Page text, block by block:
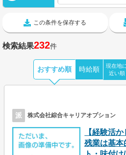
この条件を保存する
検索結果232件
おすすめ順 時給順
現在地
近い順
派 株式会社綜合キャリアオプション
【経験活
残業は基本